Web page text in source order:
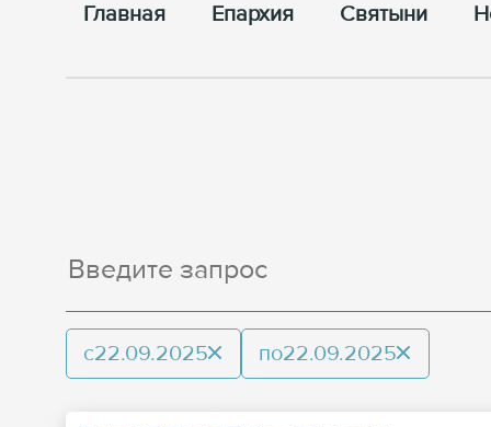
Главная Епархия Cвятыни
с22.09.2025 по22.09.2025